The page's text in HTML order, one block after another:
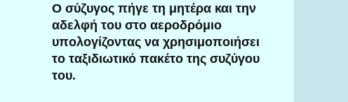
Ο σύζυγος πήγε τη μητέρα και την
αδελφή του στο αεροδρόμιο
υπολογίζοντας να χρησιμοποιήσει
το ταξιδιωτικό πακέτο της συζύγου
του.